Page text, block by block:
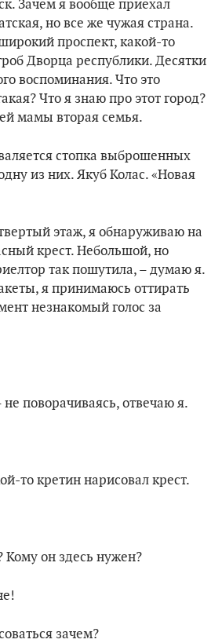
Зачем я вообще приехал
но все же чужая страна.
проспект, какой-то
Дворца республики. Десятки
воспоминания. Что это
Что я знаю про этот город?
мамы вторая семья.
стопка выброшенных
из них. Якуб Колас. «Новая
этаж, я обнаруживаю на
крест. Небольшой, но
так пошутила, – думаю я.
я принимаюсь оттирать
незнакомый голос за
поворачиваясь, отвечаю я.
то кретин нарисовал крест.
Кому он здесь нужен?
зачем?